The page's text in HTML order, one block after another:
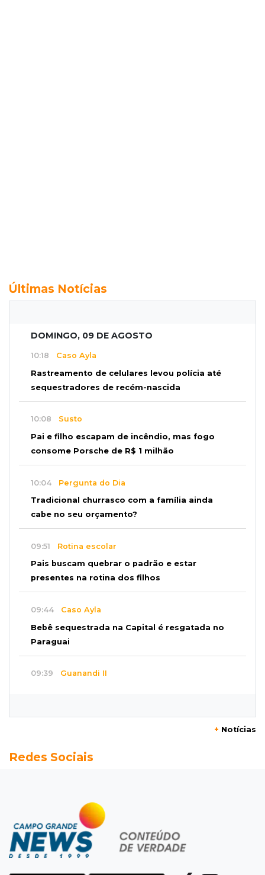
Últimas Notícias
DOMINGO, 09 DE AGOSTO
10:18 Caso Ayla
Rastreamento de celulares levou polícia até
sequestradores de recém-nascida
10:08 Susto
Pai e filho escapam de incêndio, mas fogo
consome Porsche de R$ 1 milhão
10:04 Pergunta do Dia
Tradicional churrasco com a família ainda
cabe no seu orçamento?
09:51 Rotina escolar
Pais buscam quebrar o padrão e estar
presentes na rotina dos filhos
09:44 Caso Ayla
Bebê sequestrada na Capital é resgatada no
Paraguai
09:39 Guanandi II
Carro bate em poste e deixa casas e
Parceria firmada
Federação de futebol assume manutenção de
dois estádios de Campo Grande
+ Notícias
Redes Sociais